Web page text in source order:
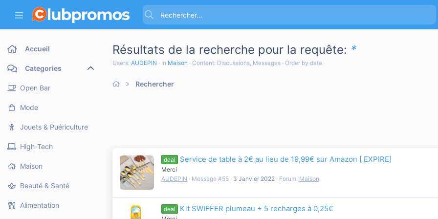
Accueil
Categories
Open Bar
Mode
Jouets & Puériculture
High-Tech
Maison
Beauté & Santé
Alimentation
Résultats de la recherche pour la requête: *
Users: AUDEPIN In Maison Content: Discussions, Messages Order by date
Rechercher
deal Service de table à 2€ au lieu de 19,99€ sur Amazon [ EXPIRE]
Merci
AUDEPIN
Message #55 3 Janvier 2022 Forum: Maison
deal Kit SWIFFER plumeau + 5 recharges à 0,25€